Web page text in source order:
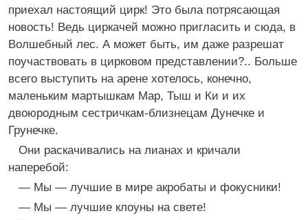
приехал настоящий цирк! Это была потрясающая
новость! Ведь циркачей можно пригласить и сюда, в
Волшебный лес. А может быть, им даже разрешат
поучаствовать в цирковом представлении?.. Больше
всего выступить на арене хотелось, конечно,
маленьким мартышкам Мар, Тыш и Ки и их
двоюродным сестричкам-близнецам Дунечке и
Грунечке.
Они раскачивались на лианах и кричали
наперебой:
— Мы — лучшие в мире акробаты и фокусники!
— Мы — лучшие клоуны на свете!